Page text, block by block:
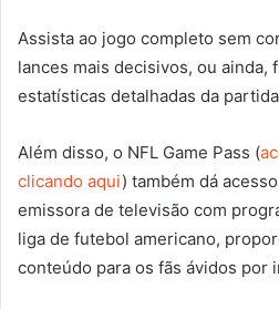
Assista ao jogo completo sem
lances mais decisivos, ou ainda,
estatísticas detalhadas da
Além disso, o NFL Game Pass (
clicando aqui) também dá
emissora de televisão com
liga de futebol americano,
conteúdo para os fãs ávidos por